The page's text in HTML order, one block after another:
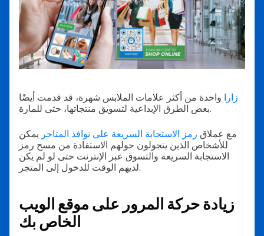
زارا واحدة من أكثر علامات الملابس شهرة، قد قدمت أيضًا
بعض الطرق الإبداعية لتسويق منتجاتها، حتى للمارة.
مع عملاق رمز الاستجابة السريعة على نوافذ المتاجر يمكن
للأشخاص الذين يتجولون حولهم الاستفادة من مسح رمز
الاستجابة السريعة والتسوق عبر الإنترنت حتى لو لم يكن
لديهم الوقت للدخول إلى المتجر.
زيادة حركة المرور على موقع الويب
الخاص بك